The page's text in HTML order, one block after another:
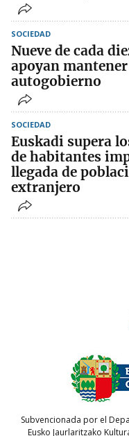
SOCIEDAD
Nueve de cada
apoyan
autogobierno
SOCIEDAD
Euskadi supera
de habitantes
llegada de
extranjero
Subvencionada por el
Eusko Jaurlaritzako